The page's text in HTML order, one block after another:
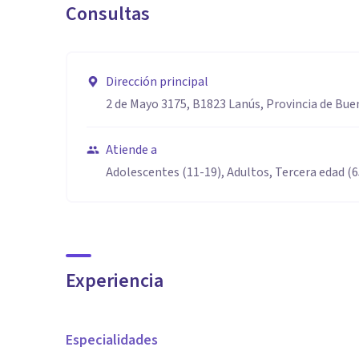
Consultas
Dirección principal
2 de Mayo 3175, B1823 Lanús, Provincia de
Atiende a
Adolescentes (11-19), Adultos, Tercera edad
Experiencia
Especialidades